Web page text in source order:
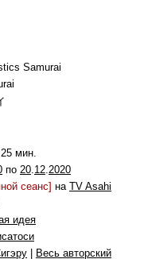
Samurai
мин.
по 20.12.2020
сеанс] на TV Asahi
идея
Весь авторский